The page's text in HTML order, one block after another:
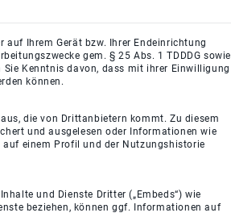
auf Ihrem Gerät bzw. Ihrer Endeinrichtung
gem. § 25 Abs. 1 TDDDG sowie
Sie Kenntnis davon, dass mit ihrer Einwilligung
können.
die von Drittanbietern kommt. Zu diesem
und ausgelesen oder Informationen wie
auf einem Profil und der Nutzungshistorie
und Dienste Dritter („Embeds“) wie
beziehen, können ggf. Informationen auf